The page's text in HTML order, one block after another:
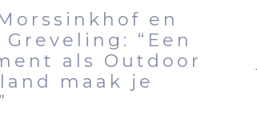
en
“Een
als Outdoor
maak je